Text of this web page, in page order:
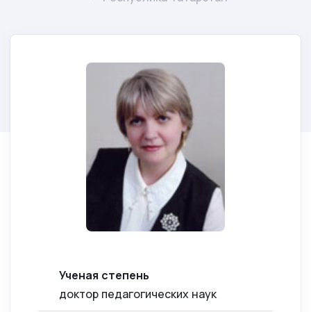
Ученая степень
доктор педагогических наук